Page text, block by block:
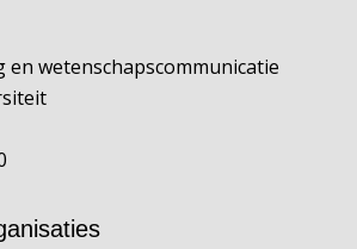
en wetenschapscommunicatie